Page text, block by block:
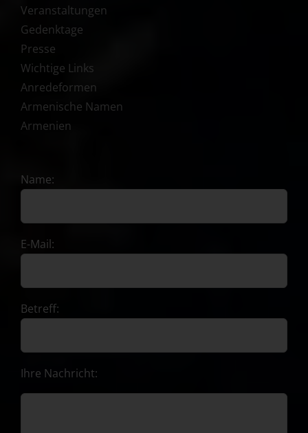
Veranstaltungen
Gedenktage
Presse
Wichtige Links
Anredeformen
Armenische Namen
Armenien
Name:
E-Mail:
Betreff:
Ihre Nachricht: